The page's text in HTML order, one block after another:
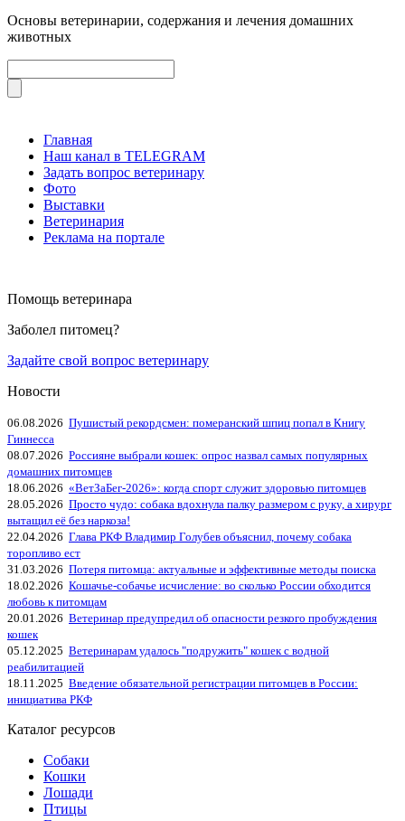
Основы ветеринарии, содержания и лечения домашних
животных
Главная
Наш канал в TELEGRAM
Задать вопрос ветеринару
Фото
Выставки
Ветеринария
Реклама на портале
Помощь ветеринара
Заболел питомец?
Задайте свой вопрос ветеринару
Новости
06.08.2026 Пушистый рекордсмен: померанский шпиц попал в Книгу
Гиннесса
08.07.2026 Россияне выбрали кошек: опрос назвал самых популярных
домашних питомцев
18.06.2026 «ВетЗаБег‑2026»: когда спорт служит здоровью питомцев
28.05.2026 Просто чудо: собака вдохнула палку размером с руку, а хирург
вытащил её без наркоза!
22.04.2026 Глава РКФ Владимир Голубев объяснил, почему собака
торопливо ест
31.03.2026 Потеря питомца: актуальные и эффективные методы поиска
18.02.2026 Кошачье-собачье исчисление: во сколько России обходится
любовь к питомцам
20.01.2026 Ветеринар предупредил об опасности резкого пробуждения
кошек
05.12.2025 Ветеринарам удалось "подружить" кошек с водной
реабилитацией
18.11.2025 Введение обязательной регистрации питомцев в России:
инициатива РКФ
Каталог ресурсов
Собаки
Кошки
Лошади
Птицы